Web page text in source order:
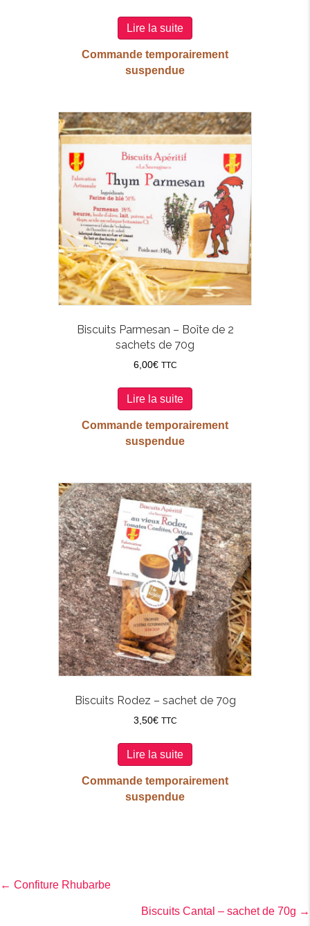
Lire la suite
Commande temporairement
suspendue
Biscuits Parmesan – Boîte de 2
sachets de 70g
6,00€ TTC
Lire la suite
Commande temporairement
suspendue
Biscuits Rodez – sachet de 70g
3,50€ TTC
Lire la suite
Commande temporairement
suspendue
Posts
← Confiture Rhubarbe
Biscuits Cantal – sachet de 70g →